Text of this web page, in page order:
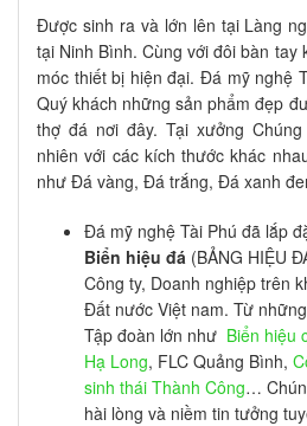
Được sinh ra và lớn lên tại Làng
tại Ninh Bình. Cùng với đôi bàn tay
móc thiết bị hiện đại. Đá mỹ nghệ
Quý khách những sản phẩm đẹp
thợ đá nơi đây. Tại xưởng
nhiên với các kích thước khác
như Đá vàng, Đá trắng, Đá xanh
Đá mỹ nghệ Tài Phú đã lắp
Biển hiệu đá (BẢNG HIỆU
Công ty, Doanh nghiệp trên
Đất nước Việt nam. Từ
Tập đoàn lớn như Biển hiệu
Hạ Long, FLC Quảng Bình,
sinh thái Thành Công…
hài lòng và niềm tin tưởng